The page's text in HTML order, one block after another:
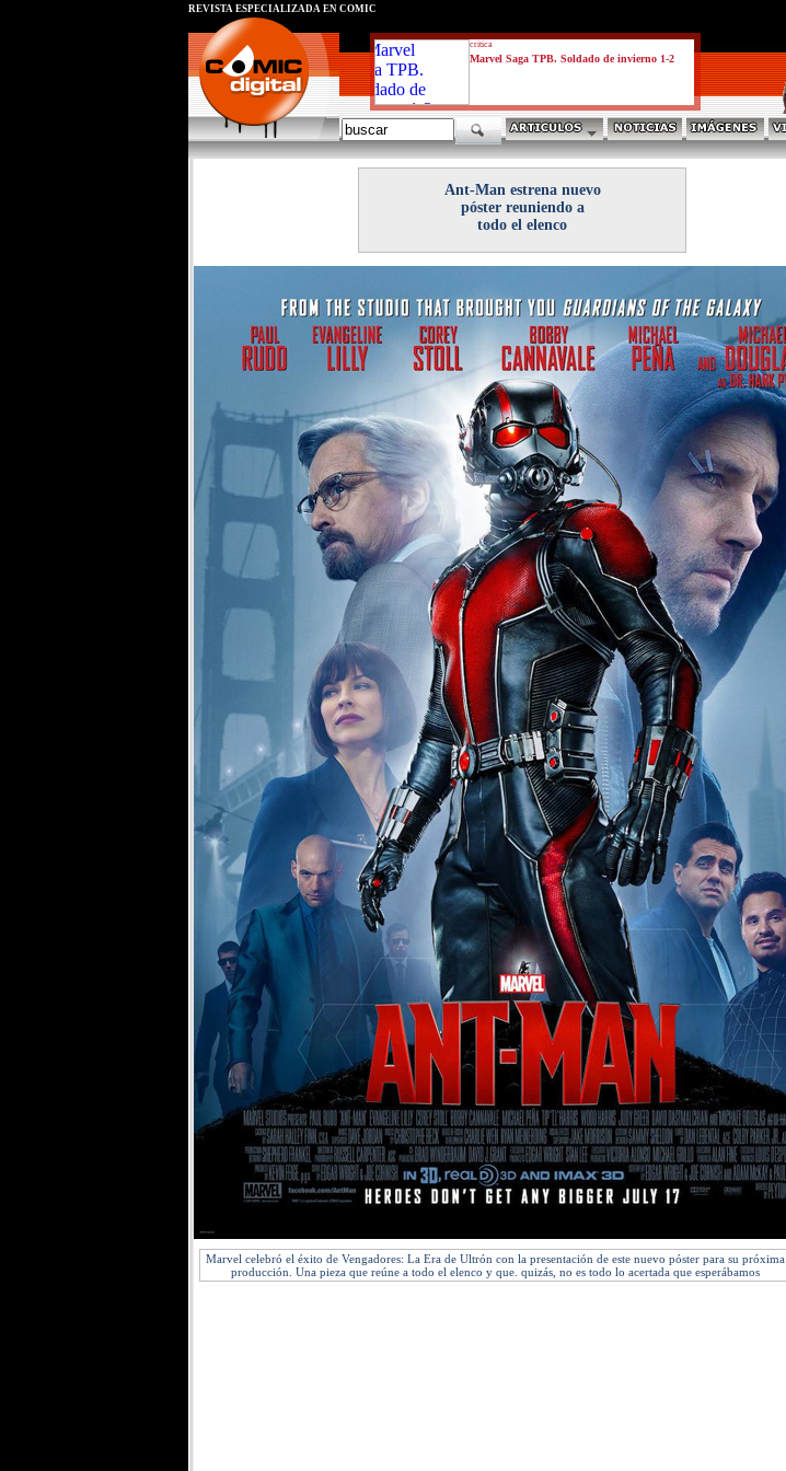
critica
Marvel Saga TPB. Soldado de invierno 1-2
REVISTA ESPECIALIZADA EN CÓMIC
Ant-Man estrena nuevo
póster reuniendo a
todo el elenco
Marvel celebró el éxito de Vengadores: La Era de Ultrón con la presentación de este nuevo póster para su próxima
producción. Una pieza que reúne a todo el elenco y que. quizás, no es todo lo acertada que esperábamos